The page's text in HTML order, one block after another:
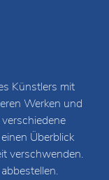
Künstlers mit
Werken und
Überblick
verschwenden.